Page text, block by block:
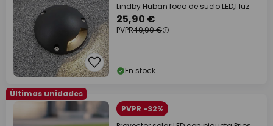
Lindby Huban foco de suelo LED,1 luz
25,90 €
PVPR49,90 €
En stock
Últimas unidades
PVPR -32%